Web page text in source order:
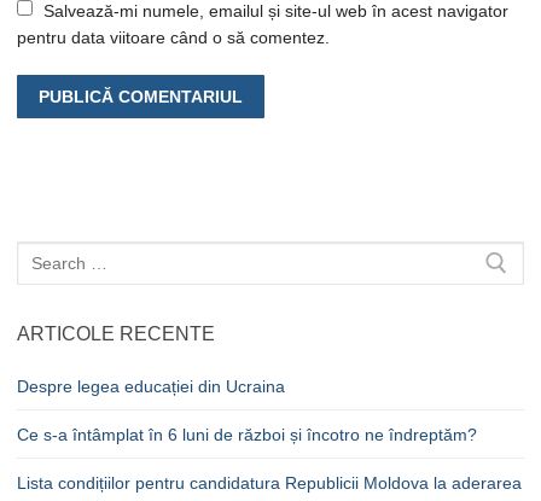
Salvează-mi numele, emailul și site-ul web în acest navigator
pentru data viitoare când o să comentez.
Caută
după:
ARTICOLE RECENTE
Despre legea educației din Ucraina
Ce s-a întâmplat în 6 luni de război și încotro ne îndreptăm?
Lista condițiilor pentru candidatura Republicii Moldova la aderarea